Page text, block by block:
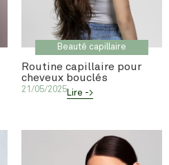
Beauté capillaire
Routine capillaire pour
cheveux bouclés
21/05/2025Lire ->